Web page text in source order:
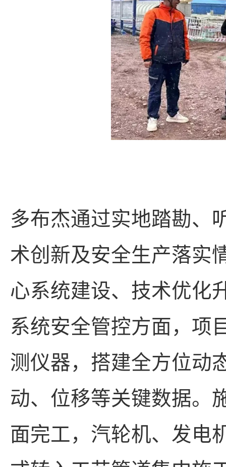
多布杰通过实地踏勘、
术创新及安全生产落实
心系统建设、技术优化
系统安全管控方面，项
测仪器，搭建全方位动
动、位移等关键数据。
面完工，汽轮机、发电